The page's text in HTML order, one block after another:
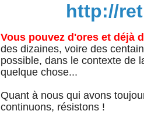
http://
Vous pouvez d'ores et déjà
des dizaines, voire des
possible, dans le contexte de
quelque chose...
Quant à nous qui avons
continuons, résistons !